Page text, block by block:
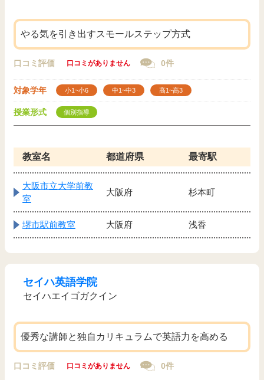
やる気を引き出すスモールステップ方式
口コミ評価 口コミがありません 0件
対象学年 小1~小6 中1~中3 高1~高3
授業形式 個別指導
教室名 都道府県 最寄駅
大阪市立大学前教
室
大阪府 杉本町
堺市駅前教室 大阪府 浅香
セイハ英語学院
セイハエイゴガクイン
優秀な講師と独自カリキュラムで英語力を高める
口コミ評価 口コミがありません 0件